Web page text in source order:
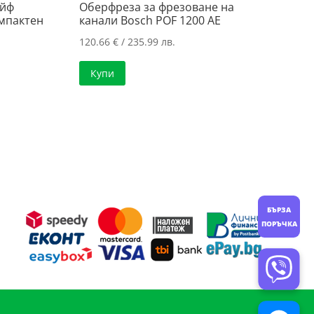
Оберфреза за фрезоване на
канали Bosch POF 1200 AE
120.66 €/ 235.99 лв.
Купи
БЪРЗА
ПОРЪЧКА